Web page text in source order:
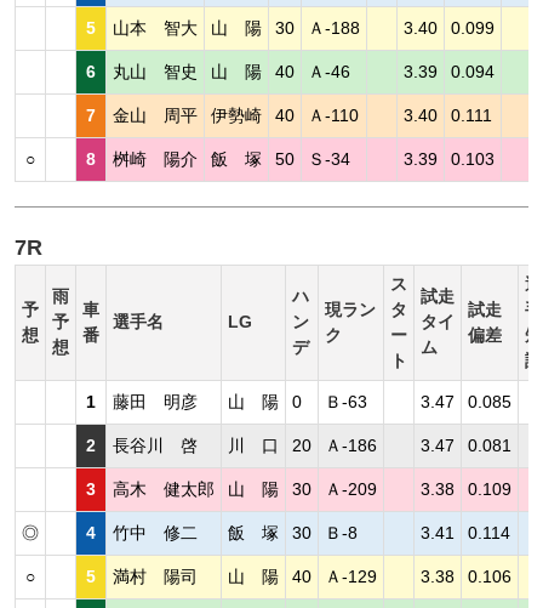
5 山本 智大 山 陽 30 Ａ-188 3.40 0.099
6 丸山 智史 山 陽 40 Ａ-46 3.39 0.094
7 金山 周平 伊勢崎 40 Ａ-110 3.40 0.111
○ 8 桝崎 陽介 飯 塚 50 Ｓ-34 3.39 0.103
7R
予
想
雨
予
想
車
番
選手名 LG
ハ
ン
デ
現ラン
ク
ス
タ
ー
ト
試走
タイ
ム
試走
偏差
選
手
短
評
1 藤田 明彦 山 陽 0 Ｂ-63 3.47 0.085
2 長谷川 啓 川 口 20 Ａ-186 3.47 0.081
3 高木 健太郎 山 陽 30 Ａ-209 3.38 0.109
◎ 4 竹中 修二 飯 塚 30 Ｂ-8 3.41 0.114
○ 5 満村 陽司 山 陽 40 Ａ-129 3.38 0.106